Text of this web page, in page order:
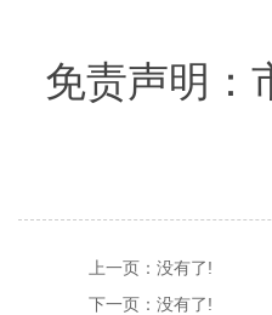
免责声明：
上一页： 没有了!
下一页： 没有了!